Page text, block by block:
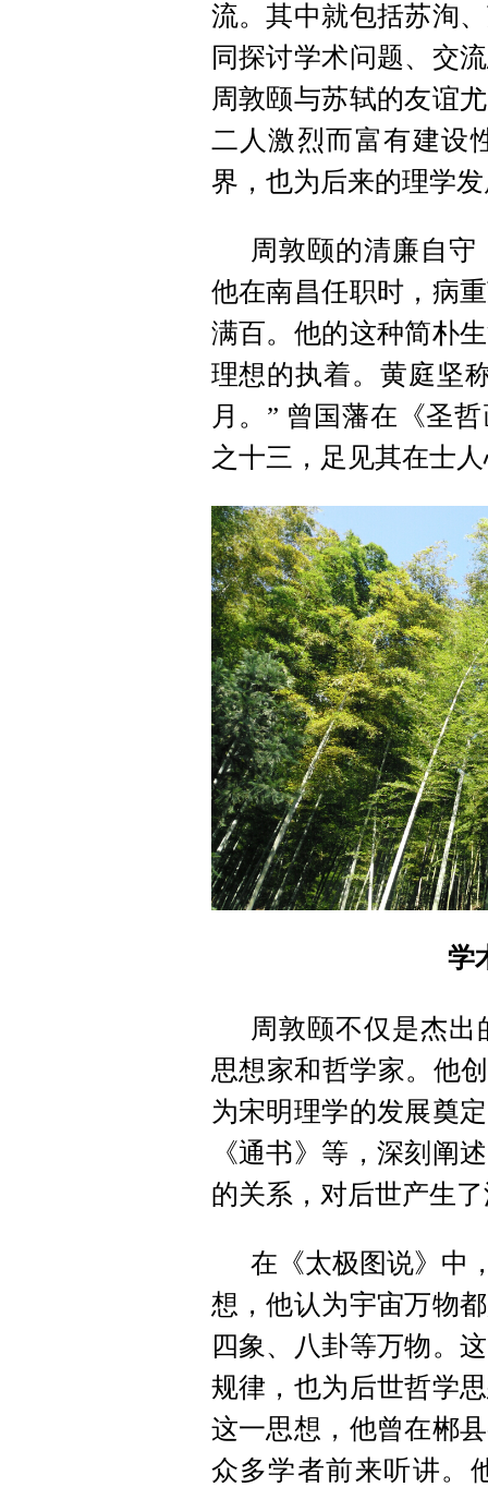
流。其中就包括苏洵
同探讨学术问题、交
周敦颐与苏轼的友谊
二人激烈而富有建设
界，也为后来的理学
周敦颐的清廉自
他在南昌任职时，病
满百。他的这种简朴
理想的执着。黄庭坚
月。” 曾国藩在《圣
之十三，足见其在士
学
周敦颐不仅是杰
思想家和哲学家。他
为宋明理学的发展奠
《通书》等，深刻阐
的关系，对后世产生
在《太极图说》中
想，他认为宇宙万物
四象、八卦等万物。
规律，也为后世哲学
这一思想，他曾在郴
众多学者前来听讲。